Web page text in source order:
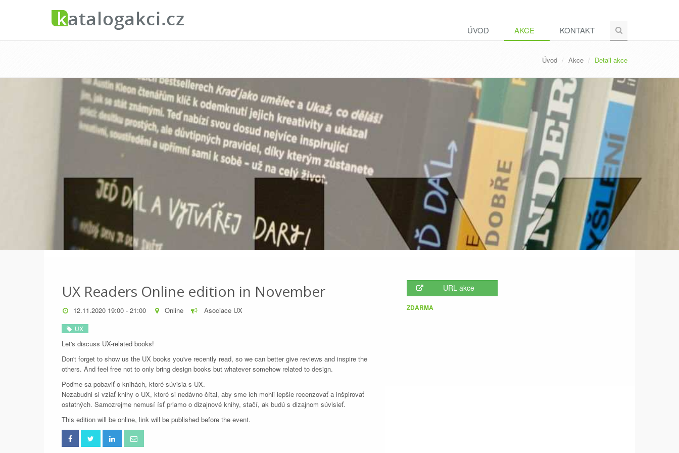
ÚVOD AKCE KONTAKT
Úvod Akce Detail akce
UX Readers Online edition in November
12.11.2020 19:00 - 21:00 Online Asociace UX
UX
Let's discuss UX-related books!
Don't forget to show us the UX books you've recently read, so we can better give reviews and inspire the
others. And feel free not to only bring design books but whatever somehow related to design.
Poďme sa pobaviť o knihách, ktoré súvisia s UX.
Nezabudni si vziať knihy o UX, ktoré si nedávno čítal, aby sme ich mohli lepšie recenzovať a inšpirovať
ostatných. Samozrejme nemusí ísť priamo o dizajnové knihy, stačí, ak budú s dizajnom súvisieť.
This edition will be online, link will be published before the event.
URL akce
ZDARMA